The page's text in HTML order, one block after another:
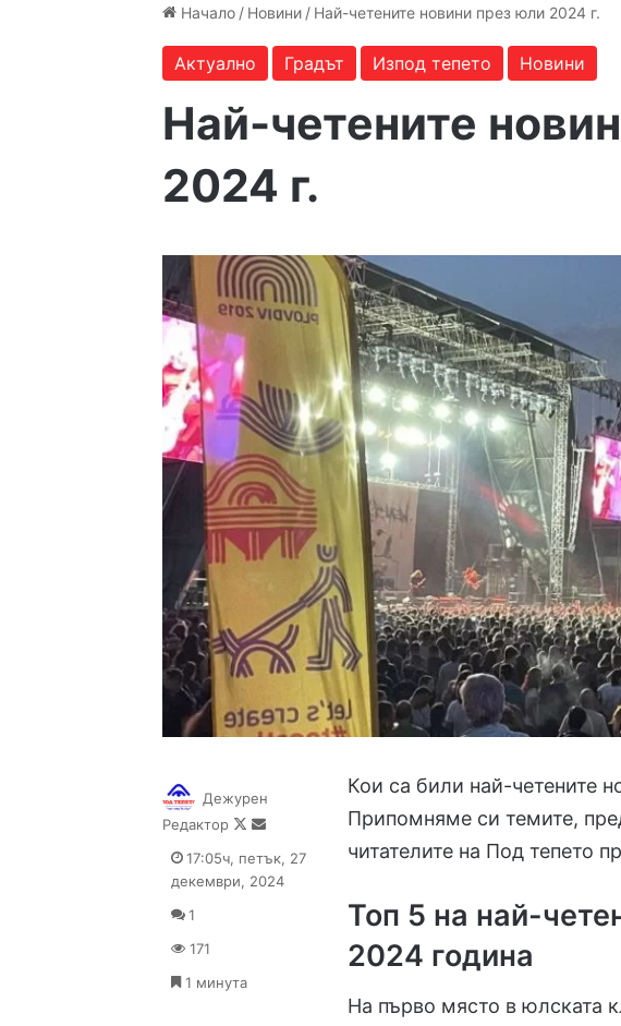
Начало / Новини / Най-четените новини през юли 2024 г.
Актуално Градът Изпод тепето Новини
Най-четените
2024 г.
Кои са били най-четените
Припомняме си темите,
читателите на Под тепето
Топ 5 на най-
2024 година
На първо място в юлската
Дежурен
Редактор
Follow
X
Send
email
17:05ч, петък, 27
декември, 2024
1
171
1 минута